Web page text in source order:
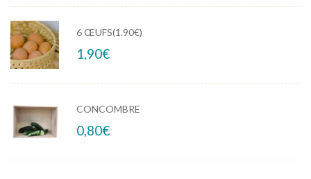
6 ŒUFS(1.90€)
1,90€
CONCOMBRE
0,80€